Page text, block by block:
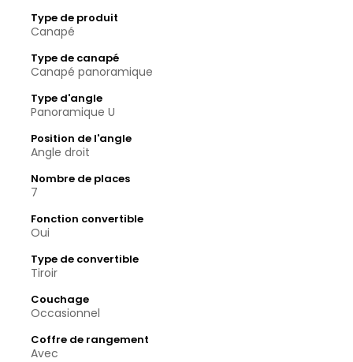
Type de produit
Canapé
Type de canapé
Canapé panoramique
Type d'angle
Panoramique U
Position de l'angle
Angle droit
Nombre de places
7
Fonction convertible
Oui
Type de convertible
Tiroir
Couchage
Occasionnel
Coffre de rangement
Avec